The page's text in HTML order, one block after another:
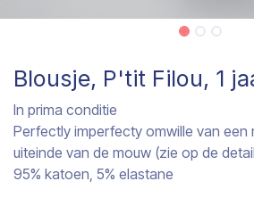
Blousje, P'tit Filou, 1
In prima conditie
Perfectly imperfecty omwille van een
uiteinde van de mouw (zie op de
95% katoen, 5% elastane